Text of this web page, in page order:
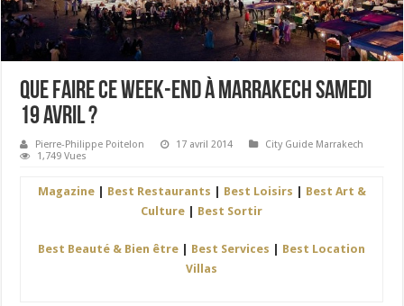
Que faire ce week-end à Marrakech samedi
19 Avril ?
Pierre-Philippe Poitelon 17 avril 2014
City Guide Marrakech
1,749 Vues
Magazine| Best Restaurants | Best Loisirs | Best Art &
Culture | Best Sortir
Best Beauté & Bien être | Best Services | Best Location
Villas